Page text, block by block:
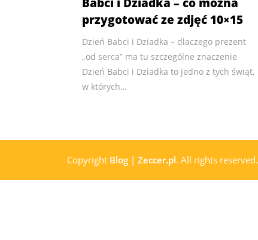
przygotować ze zdjęć 10×15
Dzień Babci i Dziadka – dlaczego prezent
„od serca” ma tu szczególne znaczenie
Dzień Babci i Dziadka to jedno z tych świąt,
w których…
Copyright Blog | Zeccer.pl. All rights reserved.